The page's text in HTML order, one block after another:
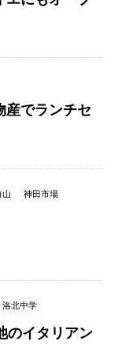
産でランチセ
山 神田市場
洛北中学
のイタリアン